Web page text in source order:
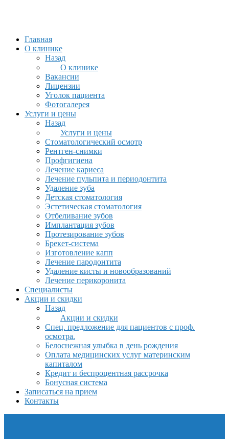
Главная
О клинике
Назад
О клинике
Вакансии
Лицензии
Уголок пациента
Фотогалерея
Услуги и цены
Назад
Услуги и цены
Стоматологический осмотр
Рентген-снимки
Профгигиена
Лечение кариеса
Лечение пульпита и периодонтита
Удаление зуба
Детская стоматология
Эстетическая стоматология
Отбеливание зубов
Имплантация зубов
Протезирование зубов
Брекет-система
Изготовление капп
Лечение пародонтита
Удаление кисты и новообразований
Лечение перикоронита
Специалисты
Акции и скидки
Назад
Акции и скидки
Спец. предложение для пациентов с проф.
осмотра.
Белоснежная улыбка в день рождения
Оплата медицинских услуг материнским
капиталом
Кредит и беспроцентная рассрочка
Бонусная система
Записаться на прием
Контакты